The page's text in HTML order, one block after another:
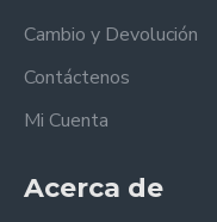
Cambio y Devolución
Contáctenos
Mi Cuenta
Acerca de